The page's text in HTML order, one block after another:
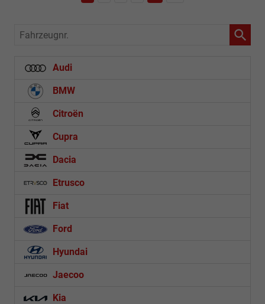
Fahrzeugnr.
Audi
BMW
Citroën
Cupra
Dacia
Etrusco
Fiat
Ford
Hyundai
Jaecoo
Kia